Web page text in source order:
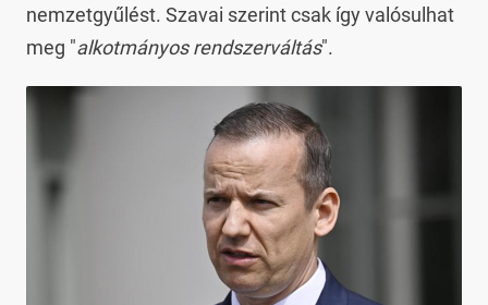
nemzetgyűlést. Szavai szerint csak így valósulhat
meg "alkotmányos rendszerváltás".